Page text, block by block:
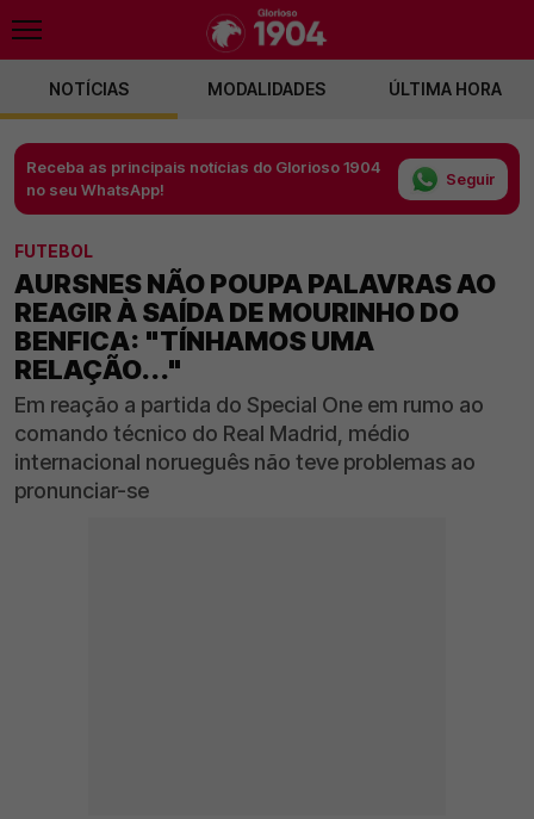
NOTÍCIAS MODALIDADES ÚLTIMA HORA
Receba as principais notícias do Glorioso 1904
no seu WhatsApp!
Seguir
FUTEBOL
AURSNES NÃO POUPA PALAVRAS AO
REAGIR À SAÍDA DE MOURINHO DO
BENFICA: "TÍNHAMOS UMA
RELAÇÃO..."
Em reação a partida do Special One em rumo ao
comando técnico do Real Madrid, médio
internacional norueguês não teve problemas ao
pronunciar-se